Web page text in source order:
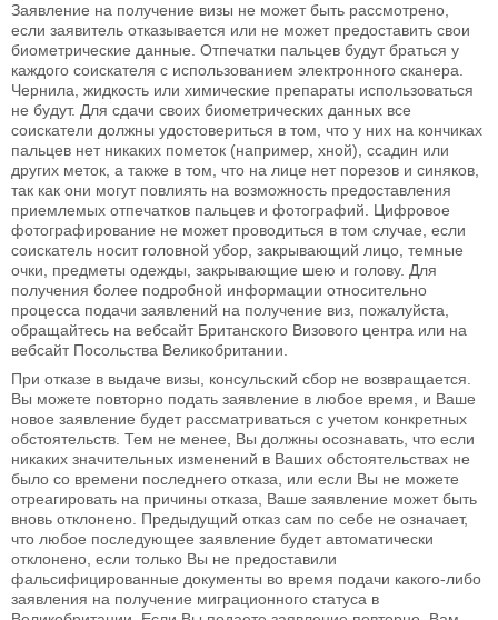
Заявление на получение визы не может быть рассмотрено,
если заявитель отказывается или не может предоставить свои
биометрические данные. Отпечатки пальцев будут браться у
каждого соискателя с использованием электронного сканера.
Чернила, жидкость или химические препараты использоваться
не будут. Для сдачи своих биометрических данных все
соискатели должны удостовериться в том, что у них на кончиках
пальцев нет никаких пометок (например, хной), ссадин или
других меток, а также в том, что на лице нет порезов и синяков,
так как они могут повлиять на возможность предоставления
приемлемых отпечатков пальцев и фотографий. Цифровое
фотографирование не может проводиться в том случае, если
соискатель носит головной убор, закрывающий лицо, темные
очки, предметы одежды, закрывающие шею и голову. Для
получения более подробной информации относительно
процесса подачи заявлений на получение виз, пожалуйста,
обращайтесь на вебсайт Британского Визового центра или на
вебсайт Посольства Великобритании.
При отказе в выдаче визы, консульский сбор не возвращается.
Вы можете повторно подать заявление в любое время, и Ваше
новое заявление будет рассматриваться с учетом конкретных
обстоятельств. Тем не менее, Вы должны осознавать, что если
никаких значительных изменений в Ваших обстоятельствах не
было со времени последнего отказа, или если Вы не можете
отреагировать на причины отказа, Ваше заявление может быть
вновь отклонено. Предыдущий отказ сам по себе не означает,
что любое последующее заявление будет автоматически
отклонено, если только Вы не предоставили
фальсифицированные документы во время подачи какого-либо
заявления на получение миграционного статуса в